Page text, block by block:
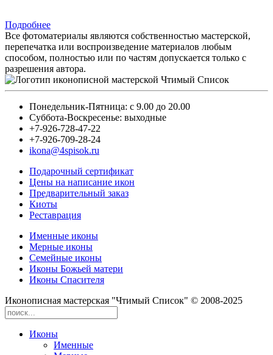
Подробнее
Все фотоматериалы являются собственностью мастерской,
перепечатка или воспроизведение материалов любым
способом, полностью или по частям допускается только с
разрешения автора.
Понедельник-Пятница: с 9.00 до 20.00
Суббота-Воскресенье: выходные
+7-926-728-47-22
+7-926-709-28-24
ikona@4spisok.ru
Подарочный сертификат
Цены на написание икон
Предварительный заказ
Киоты
Реставрация
Именные иконы
Мерные иконы
Семейные иконы
Иконы Божьей матери
Иконы Спасителя
Иконописная мастерская "Чтимый Список" © 2008-2025
Иконы
Именные